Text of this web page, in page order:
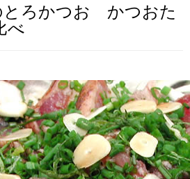
とろかつお かつおた
べ